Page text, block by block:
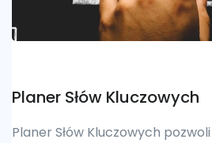
Planer Słów Kluczowych
Planer Słów Kluczowych